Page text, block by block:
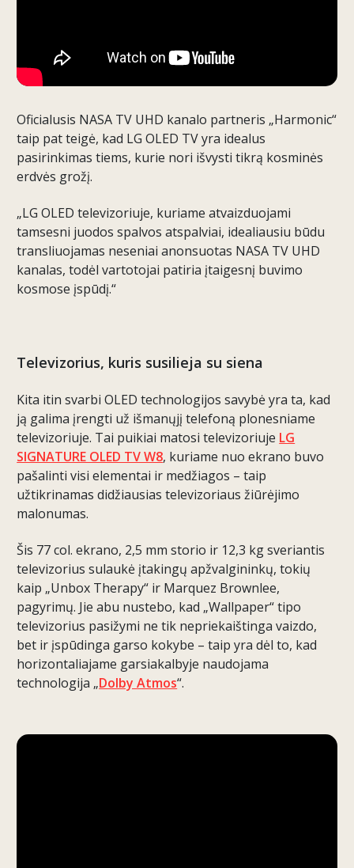
Oficialusis NASA TV UHD kanalo partneris „Harmonic“
taip pat teigė, kad LG OLED TV yra idealus
pasirinkimas tiems, kurie nori išvysti tikrą kosminės
erdvės grožį.
„LG OLED televizoriuje, kuriame atvaizduojami
tamsesni juodos spalvos atspalviai, idealiausiu būdu
transliuojamas neseniai anonsuotas NASA TV UHD
kanalas, todėl vartotojai patiria įtaigesnį buvimo
kosmose įspūdį.“
Televizorius, kuris susilieja su siena
Kita itin svarbi OLED technologijos savybė yra ta, kad
ją galima įrengti už išmanųjį telefoną plonesniame
televizoriuje. Tai puikiai matosi televizoriuje LG
SIGNATURE OLED TV W8, kuriame nuo ekrano buvo
pašalinti visi elementai ir medžiagos – taip
užtikrinamas didžiausias televizoriaus žiūrėjimo
malonumas.
Šis 77 col. ekrano, 2,5 mm storio ir 12,3 kg sveriantis
televizorius sulaukė įtakingų apžvalgininkų, tokių
kaip „Unbox Therapy“ ir Marquez Brownlee,
pagyrimų. Jie abu nustebo, kad „Wallpaper“ tipo
televizorius pasižymi ne tik nepriekaištinga vaizdo,
bet ir įspūdinga garso kokybe – taip yra dėl to, kad
horizontaliajame garsiakalbyje naudojama
technologija „Dolby Atmos“.